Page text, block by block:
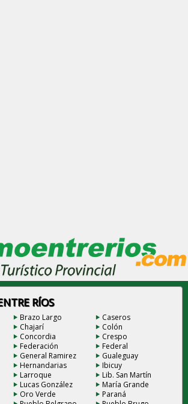
RÍOS
Brazo Largo
Caseros
Chajarí
Colón
Concordia
Crespo
Federación
Federal
General Ramirez
Gualeguay
Hernandarias
Ibicuy
Larroque
Lib. San Martín
Lucas González
María Grande
Oro Verde
Paraná